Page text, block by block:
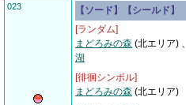
023
【ソード】【シールド】
[ランダム]
まどろみの森 (北エリア) 、
湖
[徘徊シンボル]
まどろみの森 (北エリア)